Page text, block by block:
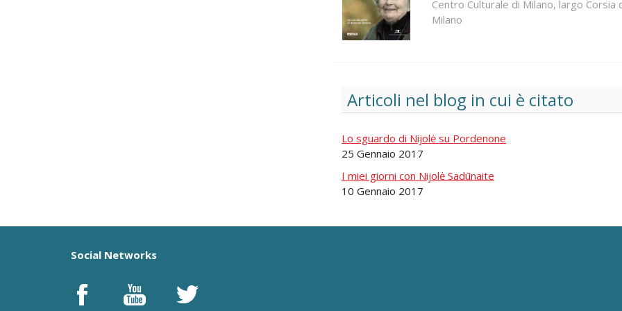
Centro Culturale di Milano, largo
Milano
Articoli nel blog in cui è citato
Lo sguardo di Nijolė su Pordenone
25 Gennaio 2017
I miei giorni con Nijolė Sadūnaite
10 Gennaio 2017
Social Networks